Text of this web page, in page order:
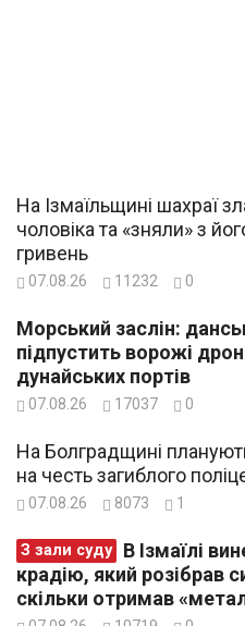
На Ізмаїльщині шахраї
чоловіка та «зняли» з
гривень
07.08.26 11232 0
Морський заслін:
підпустить ворожі
дунайських портів
07.08.26 17037 0
На Болградщині
на честь загиблого
07.08.26 8073 1
З зали суду
крадію, який розібрав
скільки отримав